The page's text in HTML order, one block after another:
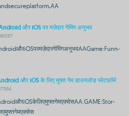
और iOS पर मज़ेदार गेमिंग अनुभव
और iOS के लिए मुफ्त गेम डाउनलोड प्लेटफ़ॉर्म